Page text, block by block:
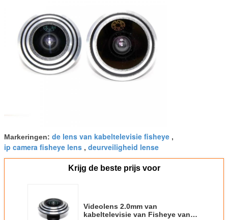
Markeringen: de lens van kabeltelevisie fisheye ,
ip camera fisheye lens , deurveiligheid lense
Krijg de beste prijs voor
Videolens 2.0mm van
kabeltelevisie van Fisheye van